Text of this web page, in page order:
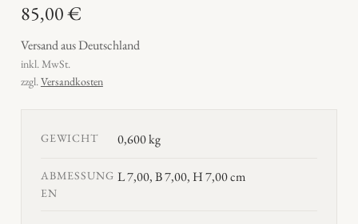
85,00€
Versand aus Deutschland
inkl. MwSt.
zzgl.Versandkosten
GEWICHT 0,600 kg
ABMESSUNG
EN
L 7,00, B 7,00, H 7,00 cm